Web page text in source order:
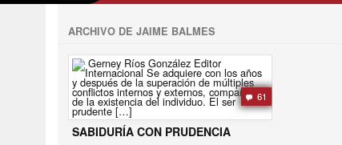
ARCHIVO DE JAIME BALMES
61
SABIDURÍA CON PRUDENCIA